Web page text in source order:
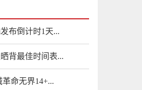
布倒计时1天...
背最佳时间表...
命无界14+...